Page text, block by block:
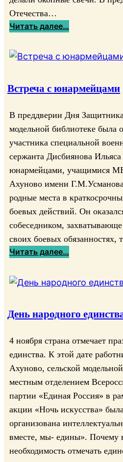
п
у
ь
р
я
»
—
в
с
т
ч
а
с
б
й
м
п
о
з
н
ы
м
«
Т
Отечества…
Читать далее…
ц
я
В
е
м
н
о
с
к
и
н
а
С
О
Встреча с юнармейцами
В преддверии Дня
модельной библиотеке была
участника специальной
сержанта Дисбиянова
юнармейцами, учащимися
Ахуново имени
родные места в
боевых действий. Он
собеседником,
своих боевых
Читать далее…
т
е
с
н
а
р
м
е
й
ц
День народного
4 ноября страна отмечает
единства. К этой дате
Ахуново, сельской
местным отделением
партии «Единая Россия» в
акции «Ночь искусства»
организована
вместе, мы- едины». Почему
необходимость отмечать